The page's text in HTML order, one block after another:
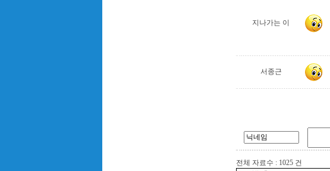
지나가는 이
서종근
전체 자료수 : 1025 건